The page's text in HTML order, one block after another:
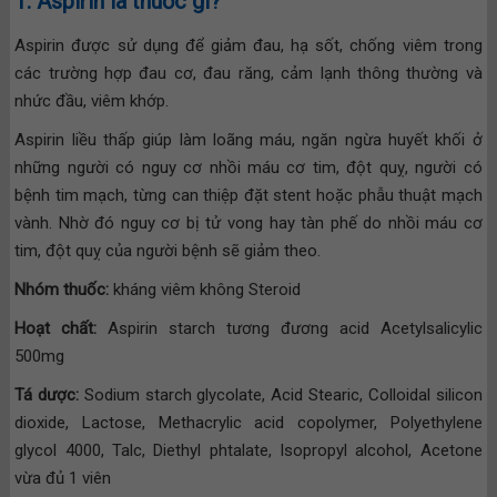
Aspirin được sử dụng để giảm đau, hạ sốt, chống viêm trong
các trường hợp đau cơ, đau răng, cảm lạnh thông thường và
nhức đầu, viêm khớp.
Aspirin liều thấp giúp làm loãng máu, ngăn ngừa huyết khối ở
những người có nguy cơ nhồi máu cơ tim, đột quỵ, người có
bệnh tim mạch, từng can thiệp đặt stent hoặc phẫu thuật mạch
vành. Nhờ đó nguy cơ bị tử vong hay tàn phế do nhồi máu cơ
tim, đột quỵ của người bệnh sẽ giảm theo.
Nhóm thuốc: kháng viêm không Steroid
Hoạt chất: Aspirin starch tương đương acid Acetylsalicylic
500mg
Tá dược: Sodium starch glycolate, Acid Stearic, Colloidal silicon
dioxide, Lactose, Methacrylic acid copolymer, Polyethylene
glycol 4000, Talc, Diethyl phtalate, Isopropyl alcohol, Acetone
vừa đủ 1 viên